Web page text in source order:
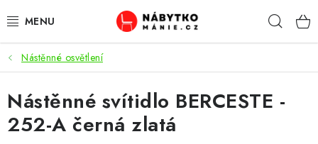
na
OBÝVACÍ POKOJ
KUCHYŇ A JÍDELNA
LOŽNICE
Nástěnné osvětlení
Nástěnné svítidlo BERCESTE -
252-A černá zlatá